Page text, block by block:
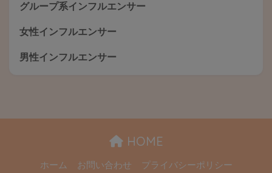
グループ系インフルエンサー
女性インフルエンサー
男性インフルエンサー
HOME
ホーム お問い合わせ プライバシーポリシー